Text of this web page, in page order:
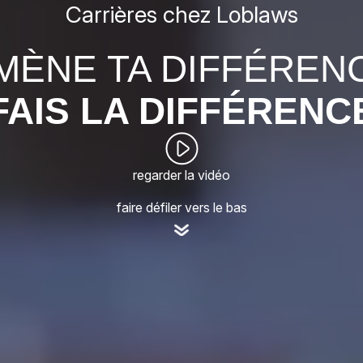
Carrières chez Loblaws
TA
LA
regarder la vidéo
faire défiler vers le bas